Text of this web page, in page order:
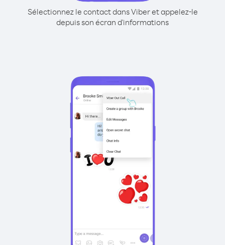
Sélectionnez le contact dans Viber et appelez-le
depuis son écran d'informations